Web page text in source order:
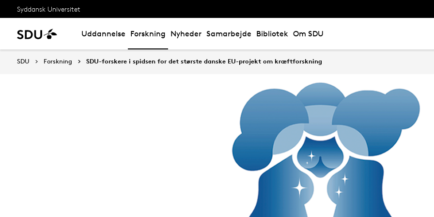
Syddansk Universitet
Uddannelse Forskning Nyheder Samarbejde Bibliotek Om SDU
SDU Forskning SDU-forskere i spidsen for det største danske EU-projekt om kræftforskning